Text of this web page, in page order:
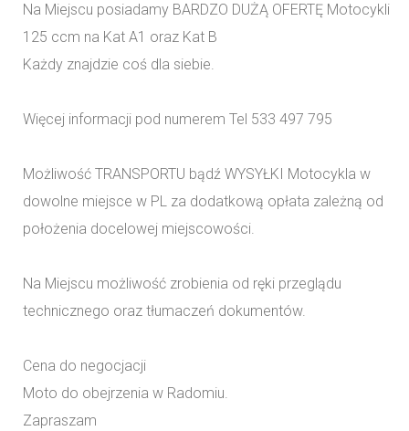
Na Miejscu posiadamy BARDZO DUŻĄ OFERTĘ Motocykli
125 ccm na Kat A1 oraz Kat B
Każdy znajdzie coś dla siebie.
Więcej informacji pod numerem Tel 533 497 795
Możliwość TRANSPORTU bądź WYSYŁKI Motocykla w
dowolne miejsce w PL za dodatkową opłata zależną od
położenia docelowej miejscowości.
Na Miejscu możliwość zrobienia od ręki przeglądu
technicznego oraz tłumaczeń dokumentów.
Cena do negocjacji
Moto do obejrzenia w Radomiu.
Zapraszam